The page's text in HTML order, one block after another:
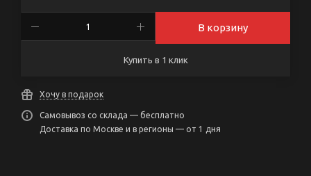
В корзину
Купить в 1 клик
Хочу в подарок
Самовывоз со склада — бесплатно
Доставка по Москве и в регионы — от 1 дня